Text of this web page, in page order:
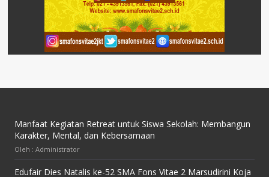
Manfaat Kegiatan Retreat untuk Siswa Sekolah: Membangun
Karakter, Mental, dan Kebersamaan
Oleh : Administrator
Edufair Dies Natalis ke-52 SMA Fons Vitae 2 Marsudirini Koja